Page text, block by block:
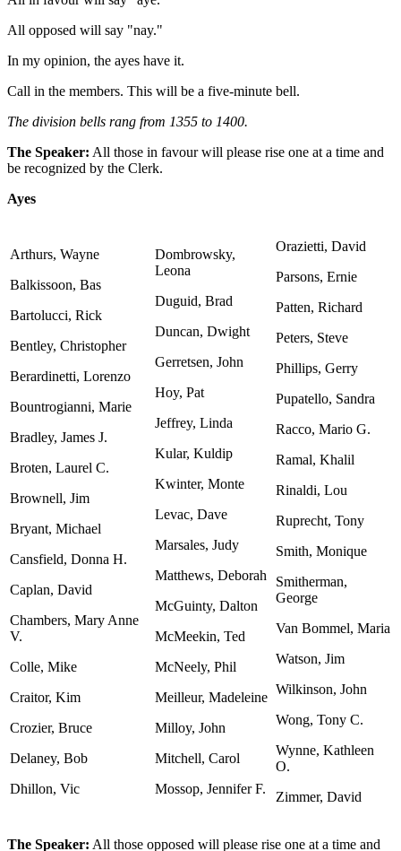
All opposed will say "nay."
In my opinion, the ayes have it.
Call in the members. This will be a five-minute bell.
The division bells rang from 1355 to 1400.
The Speaker: All those in favour will please rise one at a time and
be recognized by the Clerk.
Ayes
Arthurs, Wayne
Balkissoon, Bas
Bartolucci, Rick
Bentley, Christopher
Berardinetti, Lorenzo
Bountrogianni, Marie
Bradley, James J.
Broten, Laurel C.
Brownell, Jim
Bryant, Michael
Cansfield, Donna H.
Caplan, David
Chambers, Mary Anne
V.
Colle, Mike
Craitor, Kim
Crozier, Bruce
Delaney, Bob
Dhillon, Vic
Dombrowsky,
Leona
Duguid, Brad
Duncan, Dwight
Gerretsen, John
Hoy, Pat
Jeffrey, Linda
Kular, Kuldip
Kwinter, Monte
Levac, Dave
Marsales, Judy
Matthews, Deborah
McGuinty, Dalton
McMeekin, Ted
McNeely, Phil
Meilleur, Madeleine
Milloy, John
Mitchell, Carol
Mossop, Jennifer F.
Orazietti, David
Parsons, Ernie
Patten, Richard
Peters, Steve
Phillips, Gerry
Pupatello, Sandra
Racco, Mario G.
Ramal, Khalil
Rinaldi, Lou
Ruprecht, Tony
Smith, Monique
Smitherman,
George
Van Bommel, Maria
Watson, Jim
Wilkinson, John
Wong, Tony C.
Wynne, Kathleen
O.
Zimmer, David
The Speaker: All those opposed will please rise one at a time and